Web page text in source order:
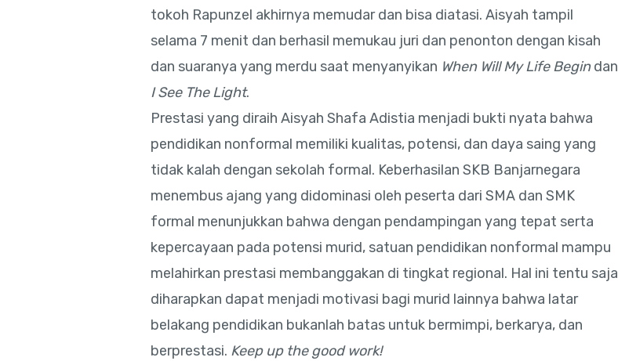
tokoh Rapunzel akhirnya memudar dan bisa diatasi. Aisyah tampil
selama 7 menit dan berhasil memukau juri dan penonton dengan kisah
dan suaranya yang merdu saat menyanyikan When Will My Life Begindan
I See The Light.
Prestasi yang diraih Aisyah Shafa Adistia menjadi bukti nyata bahwa
pendidikan nonformal memiliki kualitas, potensi, dan daya saing yang
tidak kalah dengan sekolah formal. Keberhasilan SKB Banjarnegara
menembus ajang yang didominasi oleh peserta dari SMA dan SMK
formal menunjukkan bahwa dengan pendampingan yang tepat serta
kepercayaan pada potensi murid, satuan pendidikan nonformal mampu
melahirkan prestasi membanggakan di tingkat regional. Hal ini tentu saja
diharapkan dapat menjadi motivasi bagi murid lainnya bahwa latar
belakang pendidikan bukanlah batas untuk bermimpi, berkarya, dan
berprestasi. Keep up the good work!